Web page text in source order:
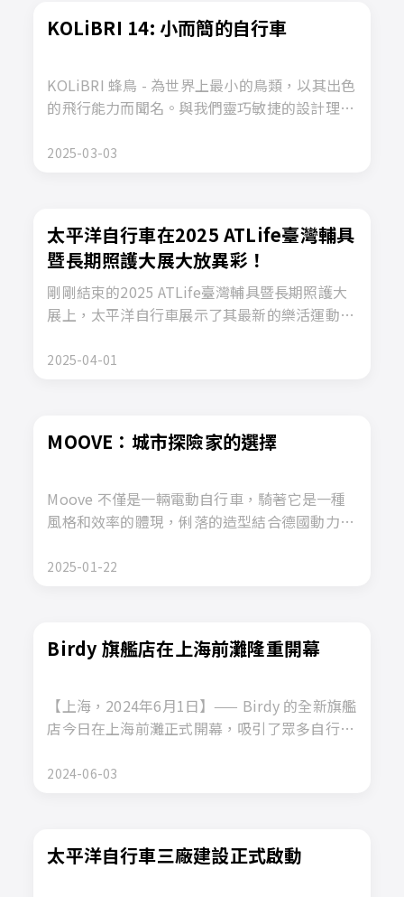
的印記，隨著這座建築物屹立不搖，也將承載著
我們共同的努力與願景。
KOLiBRI 14: 小而簡的自行車
KOLiBRI 蜂鳥 - 為世界上最小的鳥類，以其出色
的飛行能力而聞名。與我們靈巧敏捷的設計理念
這款自行車就如同蜂鳥般自由靈巧，既方便攜帶
2025-03-03
太平洋自行車在2025 ATLife臺灣輔具
暨長期照護大展大放異彩！
剛剛結束的2025 ATLife臺灣輔具暨長期照護大
展上，太平洋自行車展示了其最新的樂活運動復
家的廣泛關注。此次展覽於2025年4月10日至4
2025-04-01
MOOVE：城市探險家的選擇
Moove 不僅是一輛電動自行車，騎著它是一種
風格和效率的體現，俐落的造型結合德國動力技
風景優美的小徑，Moove 電動自行車都能提供
2025-01-22
Birdy 旗艦店在上海前灘隆重開幕
【上海，2024年6月1日】—— Birdy 的全新旗艦
店今日在上海前灘正式開幕，吸引了眾多自行車
緊鄰黃浦江，毗鄰上海前灘休閒/體育公園，為
2024-06-03
太平洋自行車三廠建設正式啟動